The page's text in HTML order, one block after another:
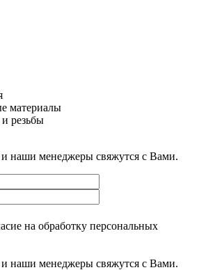
материалы
резьбы
наши менеджеры свяжутся с Вами.
на обработку персональных
наши менеджеры свяжутся с Вами.